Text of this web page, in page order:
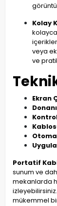
Kolay
veya
ve
Ekran
Portatif
sunum ve
mekanlarda
mükemmel